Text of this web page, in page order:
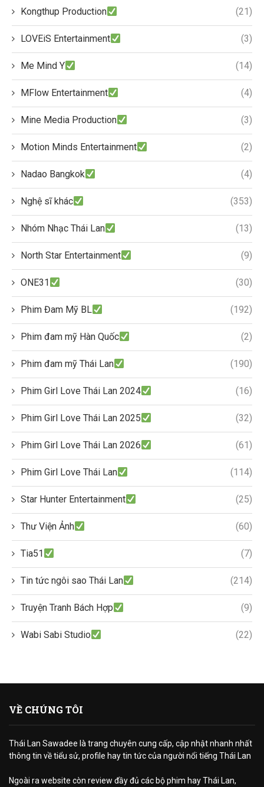
Kongthup Production (21)
LOVEiS Entertainment (3)
Me Mind Y (14)
MFlow Entertainment (4)
Mine Media Production (3)
Motion Minds Entertainment (2)
Nadao Bangkok (4)
Nghệ sĩ khác (353)
Nhóm Nhạc Thái Lan (13)
North Star Entertainment (9)
ONE31 (30)
Phim Đam Mỹ BL (192)
Phim đam mỹ Hàn Quốc (2)
Phim đam mỹ Thái Lan (190)
Phim Girl Love Thái Lan 2024 (16)
Phim Girl Love Thái Lan 2025 (32)
Phim Girl Love Thái Lan 2026 (61)
Phim Girl Love Thái Lan (114)
Star Hunter Entertainment (25)
Thư Viện Ảnh (60)
Tia51 (7)
Tin tức ngôi sao Thái Lan (214)
Truyện Tranh Bách Hợp (9)
Wabi Sabi Studio (22)
VỀ CHÚNG TÔI
Thái Lan Sawadee là trang chuyên cung cấp, cập nhật nhanh nhất
thông tin về tiểu sử, profile hay tin tức của người nổi tiếng Thái Lan
Ngoài ra website còn review đầy đủ các bộ phim hay Thái Lan,